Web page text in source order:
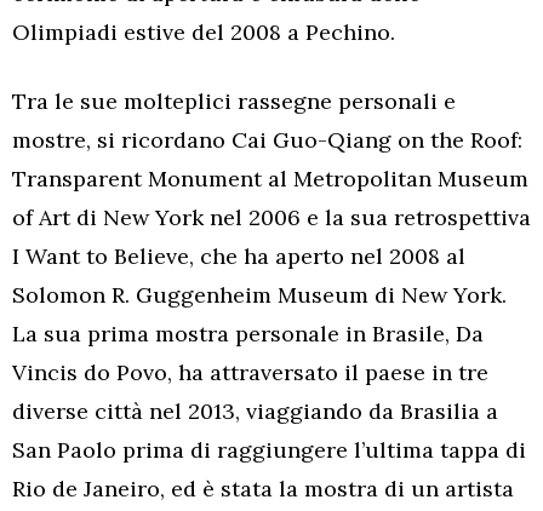
Olimpiadi estive del 2008 a Pechino.
Tra le sue molteplici rassegne personali e
mostre, si ricordano Cai Guo-Qiang on the Roof:
Transparent Monument al Metropolitan Museum
of Art di New York nel 2006 e la sua retrospettiva
I Want to Believe, che ha aperto nel 2008 al
Solomon R. Guggenheim Museum di New York.
La sua prima mostra personale in Brasile, Da
Vincis do Povo, ha attraversato il paese in tre
diverse città nel 2013, viaggiando da Brasilia a
San Paolo prima di raggiungere l’ultima tappa di
Rio de Janeiro, ed è stata la mostra di un artista